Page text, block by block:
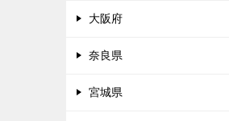
大阪府
奈良県
宮城県